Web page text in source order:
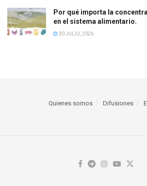
Por qué importa la
en el sistema alimentario.
30 JULIO, 2026
Quienes somos Difusiones